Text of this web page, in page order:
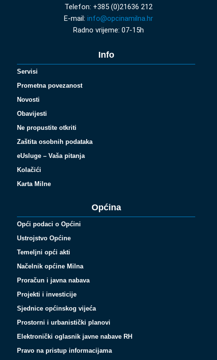
Telefon: +385 (0)21636 212
E-mail: info@opcinamilna.hr
Radno vrijeme: 07-15h
Info
Servisi
Prometna povezanost
Novosti
Obavijesti
Ne propustite otkriti
Zaštita osobnih podataka
eUsluge – Vaša pitanja
Kolačići
Karta Milne
Općina
Opći podaci o Općini
Ustrojstvo Općine
Temeljni opći akti
Načelnik općine Milna
Proračun i javna nabava
Projekti i investicije
Sjednice općinskog vijeća
Prostorni i urbanistički planovi
Elektronički oglasnik javne nabave RH
Pravo na pristup informacijama